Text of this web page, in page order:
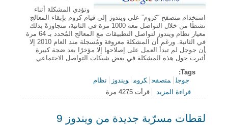
وتؤدي المشكلة أثناء
استخدام متصفح “كروم” على ويندوز إلى قيام كروم بإبقاء المعالج
نشطًا من خلال التواصل معه 1000 مرة في الثانية، متجاوزةً بذلك
معيار نظام ويندوز لتواصل التطبيقات مع المعالج المُحدد بـ 64 مرة
في الثانية. ورغم أن المشكلة معروفة ومُسجلة منذ العام 2010 إلا
أن جوجل لم تبدأ العمل على إصلاحها إلا مؤخرًا بعد ضجة كبيرة
أُثيرت حول هذه المشكلة في بعض شبكات التواصل الاجتماعي.
Tags:
جوجل
متصفح كروم ويندوز
نظام
قراءة المزيد
حول جوجل تعمل على إصلاح مشكلة في “كروم” تؤدي
إلى استنزاف البطارية
قرأت 4275 مرة
لقطات مسرّبة جديدة من ويندوز 9